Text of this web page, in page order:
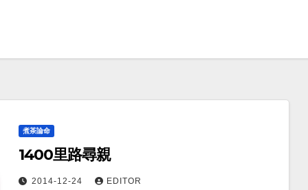
煮茶論命
1400里路尋親
2014-12-24 EDITOR